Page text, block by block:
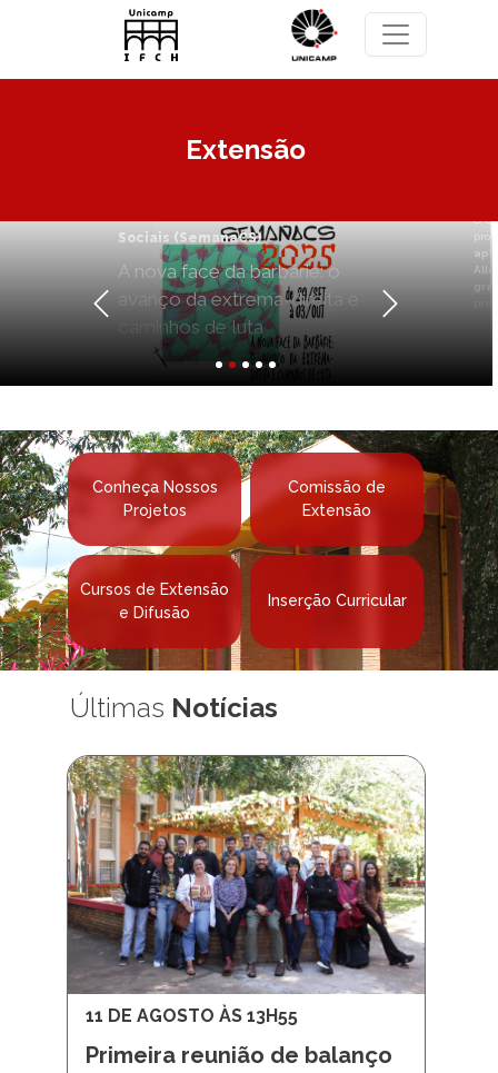
Pular para o conteúdo principal
Extensão
golpe e a ditadura militar na
O Grupo de Estudos de História da América,
promove a palestraEl pueblo chileno
aplastará al fascismo: o governo de
Allende, o golpe e a ditadura militar na
gráfica cubana de solidariedade
presença de Natalia Ayo
Anterior Próximo
Conheça Nossos
Projetos
Comissão de
Extensão
Cursos de Extensão
e Difusão
Inserção Curricular
Últimas Notícias
11 DE AGOSTO ÀS 13H55
Primeira reunião de balanço